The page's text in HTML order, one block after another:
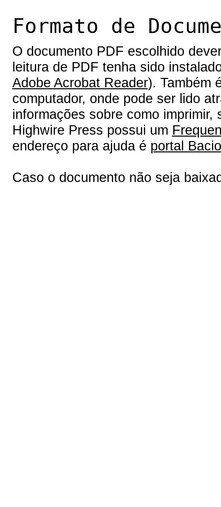
Formato de
O documento PDF escolhido
leitura de PDF tenha sido
Adobe Acrobat Reader). Também
computador, onde pode ser lido
informações sobre como
Highwire Press possui um
endereço para ajuda é portal
Caso o documento não seja